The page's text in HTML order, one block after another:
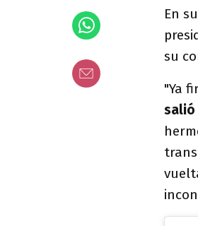
En
su
"Ya
salió